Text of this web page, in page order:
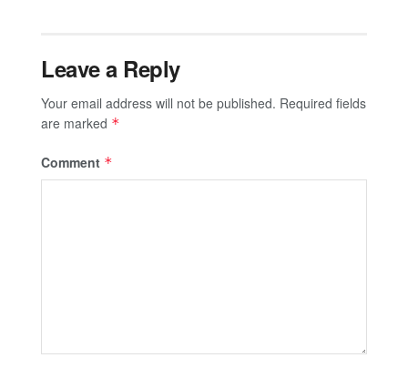
Leave a Reply
Your email address will not be published. Required fields
are marked *
Comment *